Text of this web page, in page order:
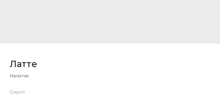
Латте
Напитки
Сироп